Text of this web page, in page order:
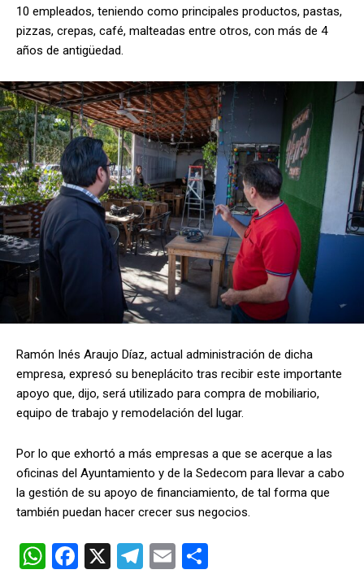
10 empleados, teniendo como principales productos, pastas,
pizzas, crepas, café, malteadas entre otros, con más de 4
años de antigüedad.
Ramón Inés Araujo Díaz, actual administración de dicha
empresa, expresó su beneplácito tras recibir este importante
apoyo que, dijo, será utilizado para compra de mobiliario,
equipo de trabajo y remodelación del lugar.
Por lo que exhortó a más empresas a que se acerque a las
oficinas del Ayuntamiento y de la Sedecom para llevar a cabo
la gestión de su apoyo de financiamiento, de tal forma que
también puedan hacer crecer sus negocios.
W
F
X
T
E